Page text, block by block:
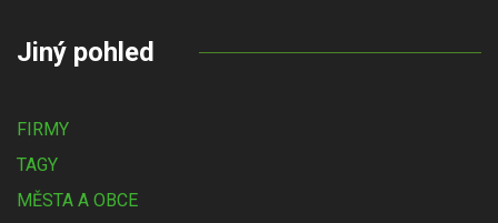
Jiný pohled
FIRMY
TAGY
MĚSTA A OBCE